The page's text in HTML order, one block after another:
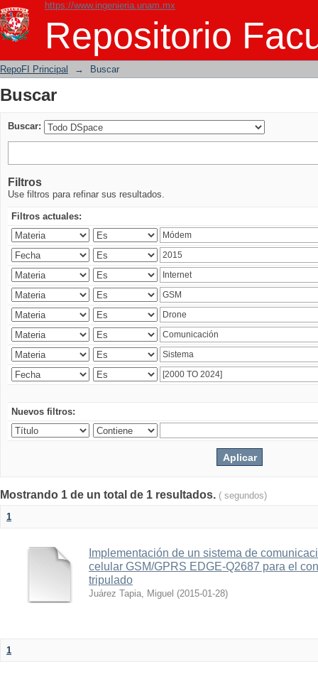
https://www.ingenieria.unam.mx
Repositorio
Buscar
RepoFI Principal → Buscar
Buscar
Buscar:
Filtros
Use filtros para refinar sus resultados.
Filtros actuales:
Nuevos filtros:
Mostrando 1 de un total de 1 resultados. ( segundos)
1
Implementación de un sistema de
celular GSM/GPRS EDGE-Q2687 para el
tripulado
Juárez Tapia, Miguel (2015-01-28)
1